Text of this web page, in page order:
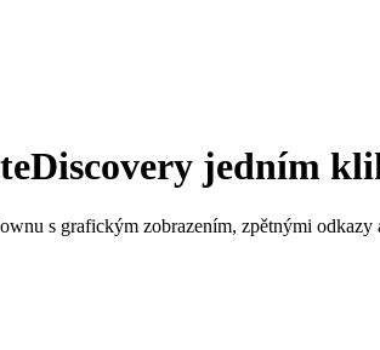
jedním
s grafickým zobrazením, zpětnými